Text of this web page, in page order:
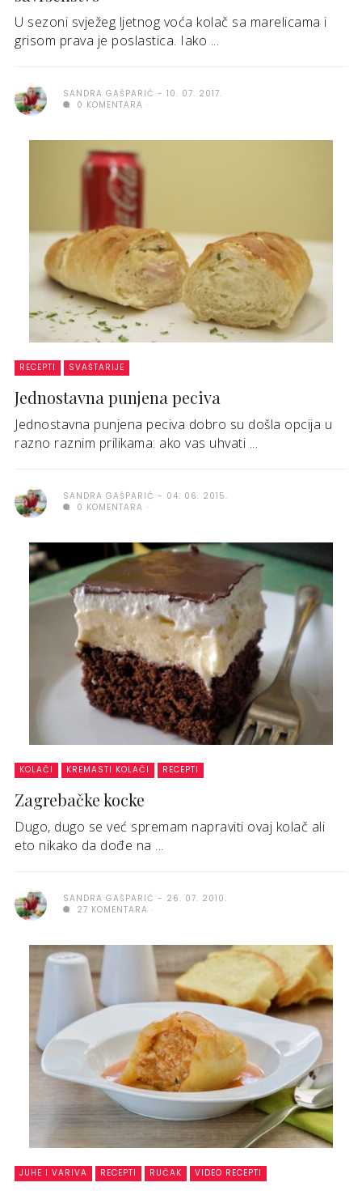
U sezoni svježeg ljetnog voća kolač sa marelicama i
grisom prava je poslastica. Iako ...
SANDRA GAŠPARIĆ
10. 07. 2017.
0 KOMENTARA
RECEPTI SVAŠTARIJE
Jednostavna punjena peciva
Jednostavna punjena peciva dobro su došla opcija u
razno raznim prilikama: ako vas uhvati ...
SANDRA GAŠPARIĆ
04. 06. 2015.
0 KOMENTARA
KOLAČI KREMASTI KOLAČI RECEPTI
Zagrebačke kocke
Dugo, dugo se već spremam napraviti ovaj kolač ali
eto nikako da dođe na ...
SANDRA GAŠPARIĆ
26. 07. 2010.
27 KOMENTARA
JUHE I VARIVA RECEPTI RUČAK VIDEO RECEPTI